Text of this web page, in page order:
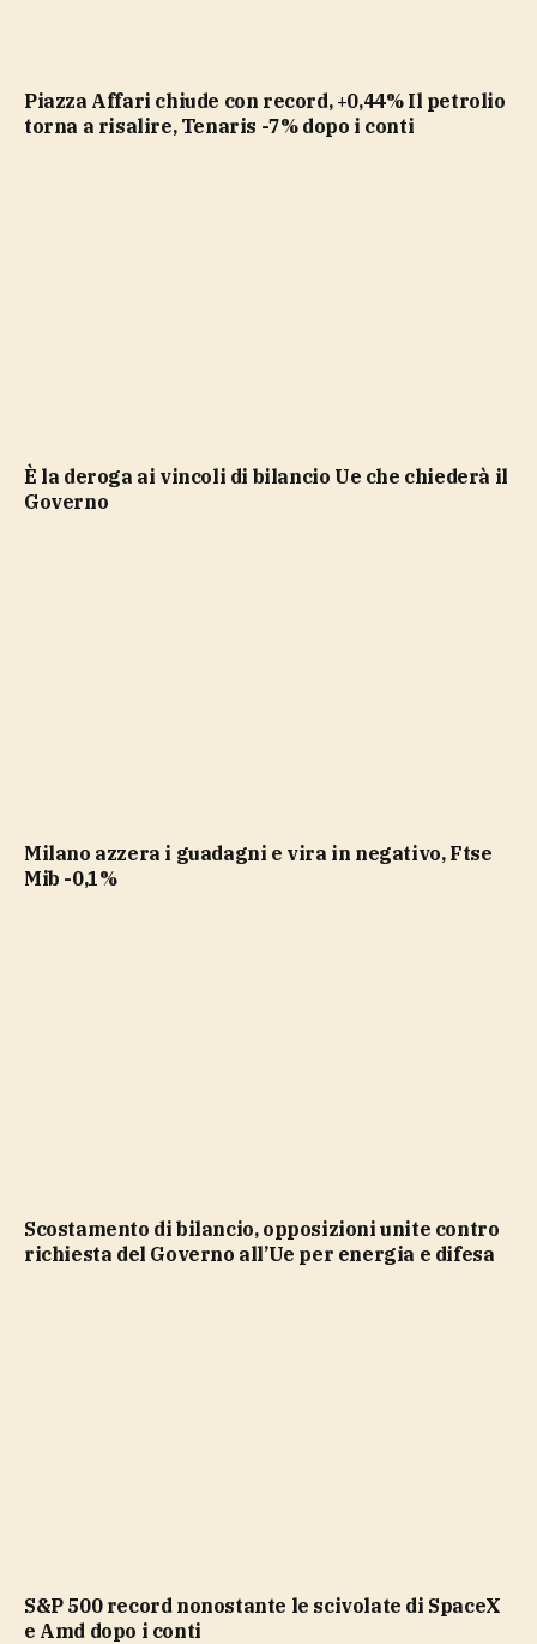
Piazza Affari chiude con record, +0,44% Il petrolio
torna a risalire, Tenaris -7% dopo i conti
è la deroga ai vincoli di bilancio Ue che chiederà il
Governo
Milano azzera i guadagni e vira in negativo, Ftse
Mib -0,1%
Scostamento di bilancio, opposizioni unite contro
richiesta del Governo all’Ue per energia e difesa
S&P 500 record nonostante le scivolate di SpaceX
e Amd dopo i conti